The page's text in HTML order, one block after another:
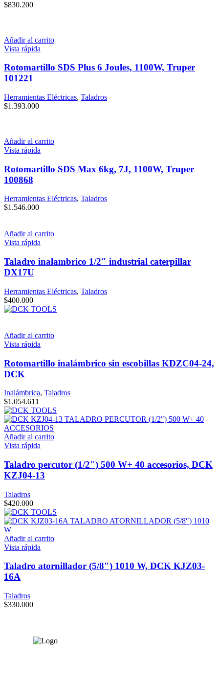
$830.200
Añadir al carrito
Vista rápida
Rotomartillo SDS Plus 6 Joules, 1100W, Truper
101221
Herramientas Eléctricas, Taladros
$1.393.000
Añadir al carrito
Vista rápida
Rotomartillo SDS Max 6kg, 7J, 1100W, Truper
100868
Herramientas Eléctricas, Taladros
$1.546.000
Añadir al carrito
Vista rápida
Taladro inalambrico 1/2″ industrial caterpillar
DX17U
Herramientas Eléctricas, Taladros
$400.000
Añadir al carrito
Vista rápida
Rotomartillo inalámbrico sin escobillas KDZC04-24,
DCK
Inalámbrica, Taladros
$1.054.611
Añadir al carrito
Vista rápida
Taladro percutor (1/2″) 500 W+ 40 accesorios, DCK
KZJ04-13
Taladros
$420.000
Añadir al carrito
Vista rápida
Taladro atornillador (5/8″) 1010 W, DCK KJZ03-
16A
Taladros
$330.000